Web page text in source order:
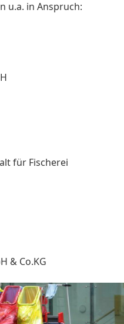
u.a. in An­spruch:
für Fi­sche­rei
& Co.KG